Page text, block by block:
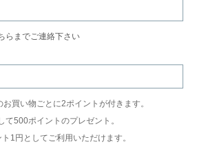
らまでご連絡下さい
買い物ごとに2ポイントが付きます。
て500ポイントのプレゼント。
1円としてご利用いただけます。